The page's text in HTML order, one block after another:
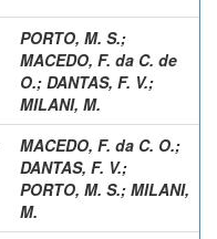
PORTO, M. S.;
MACEDO, F. da C. de
O.; DANTAS, F. V.;
MILANI, M.
MACEDO, F. da C. O.;
DANTAS, F. V.;
PORTO, M. S.; MILANI,
M.